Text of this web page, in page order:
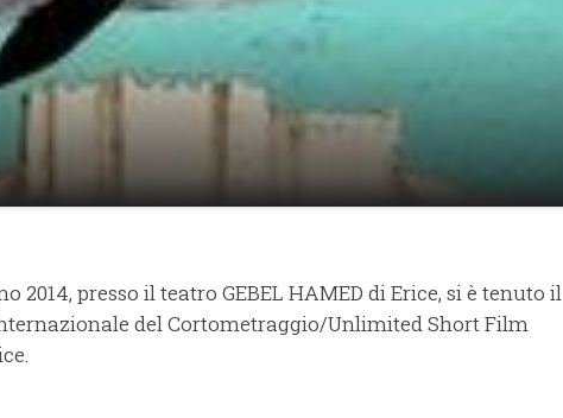
2014, presso il teatro GEBEL HAMED di Erice, si è tenuto il
del Cortometraggio/Unlimited Short Film